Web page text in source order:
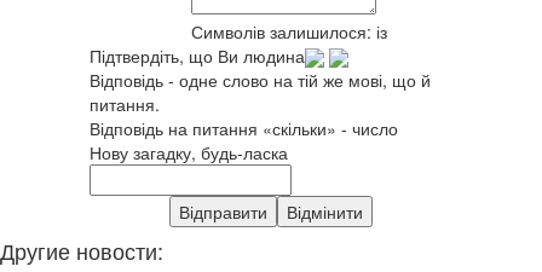
Символів залишилося: із
Підтвердіть, що Ви людина
Відповідь - одне слово на тій же мові, що й
питання.
Відповідь на питання «скільки» - число
Нову загадку, будь-ласка
Другие новости: